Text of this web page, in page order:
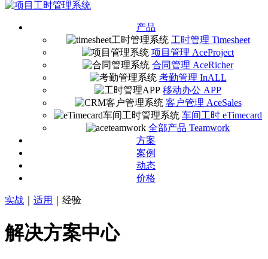
产品
工时管理 Timesheet
项目管理 AceProject
合同管理 AceRicher
考勤管理 InALL
移动办公 APP
客户管理 AceSales
车间工时 eTimecard
全部产品 Teamwork
方案
案例
动态
价格
实战 适用 经验
解决方案中心